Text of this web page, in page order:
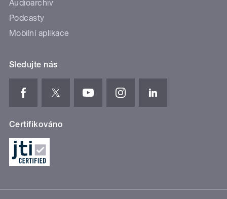
Audioarchiv
Podcasty
Mobilní aplikace
Sledujte nás
Certifikováno